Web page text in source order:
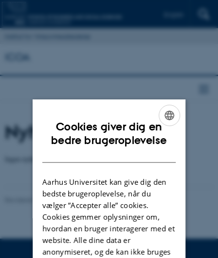
ICOA
Nyheder ENGLISH
Cookies giver dig en
bedre brugeroplevelse
Aarhus Universitet kan give dig den
bedste brugeroplevelse, når du
vælger ”Accepter alle” cookies.
Cookies gemmer oplysninger om,
hvordan en bruger interagerer med et
website. Alle dine data er
anonymiseret, og de kan ikke bruges